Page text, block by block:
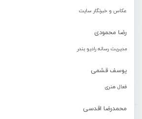
عکاس و خبرنگار سایت
رضا محمودی
مدیریت رسانه رادیو بندر
یوسف قشمی
فعال هنری
محمدرضا اقدسی